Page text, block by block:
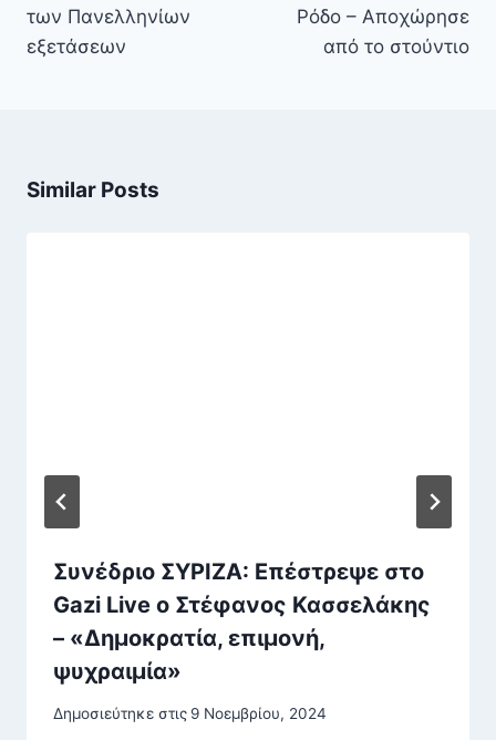
των Πανελληνίων
εξετάσεων
Ρόδο – Αποχώρησε
από το στούντιο
Similar Posts
Συνέδριο ΣΥΡΙΖΑ: Επέστρεψε στο
Gazi Live ο Στέφανος Κασσελάκης
– «Δημοκρατία, επιμονή,
ψυχραιμία»
Δημοσιεύτηκε στις 9 Νοεμβρίου, 2024